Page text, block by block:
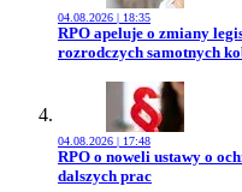
04.08.2026 | 18:35
Przejdź do artykułu:
RPO apeluje o zmiany
rozrodczych samotnych
04.08.2026 | 17:48
Przejdź do artykułu:
RPO o noweli ustawy o
dalszych prac